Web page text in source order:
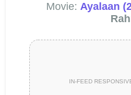
Movie: Ayalaan
IN-FEED